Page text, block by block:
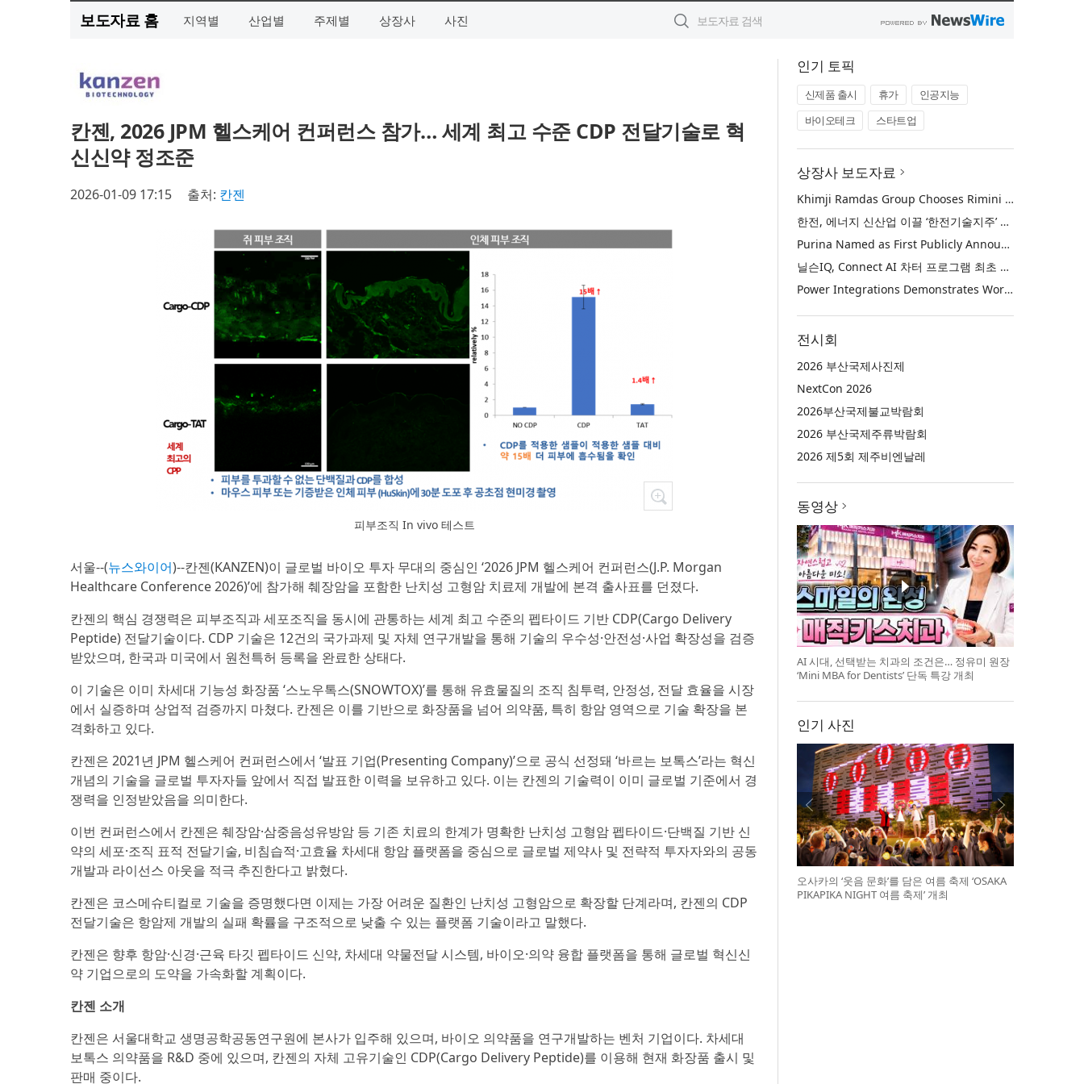
보도자료 홈 지역별 산업별 주제별 상장사 사진
칸젠, 2026 JPM 헬스케어 컨퍼런스 참가… 세계 최고 수준 CDP 전달기술로 혁
신신약 정조준
2026-01-09 17:15 출처: 칸젠
피부조직 In vivo 테스트
서울--(뉴스와이어)--칸젠(KANZEN)이 글로벌 바이오 투자 무대의 중심인 ‘2026 JPM 헬스케어 컨퍼런스(J.P. Morgan
Healthcare Conference 2026)’에 참가해 췌장암을 포함한 난치성 고형암 치료제 개발에 본격 출사표를 던졌다.
칸젠의 핵심 경쟁력은 피부조직과 세포조직을 동시에 관통하는 세계 최고 수준의 펩타이드 기반 CDP(Cargo Delivery
Peptide) 전달기술이다. CDP 기술은 12건의 국가과제 및 자체 연구개발을 통해 기술의 우수성·안전성·사업 확장성을 검증
받았으며, 한국과 미국에서 원천특허 등록을 완료한 상태다.
이 기술은 이미 차세대 기능성 화장품 ‘스노우톡스(SNOWTOX)’를 통해 유효물질의 조직 침투력, 안정성, 전달 효율을 시장
에서 실증하며 상업적 검증까지 마쳤다. 칸젠은 이를 기반으로 화장품을 넘어 의약품, 특히 항암 영역으로 기술 확장을 본
격화하고 있다.
칸젠은 2021년 JPM 헬스케어 컨퍼런스에서 ‘발표 기업(Presenting Company)’으로 공식 선정돼 ‘바르는 보톡스’라는 혁신
개념의 기술을 글로벌 투자자들 앞에서 직접 발표한 이력을 보유하고 있다. 이는 칸젠의 기술력이 이미 글로벌 기준에서 경
쟁력을 인정받았음을 의미한다.
이번 컨퍼런스에서 칸젠은 췌장암·삼중음성유방암 등 기존 치료의 한계가 명확한 난치성 고형암 펩타이드·단백질 기반 신
약의 세포·조직 표적 전달기술, 비침습적·고효율 차세대 항암 플랫폼을 중심으로 글로벌 제약사 및 전략적 투자자와의 공동
개발과 라이선스 아웃을 적극 추진한다고 밝혔다.
칸젠은 코스메슈티컬로 기술을 증명했다면 이제는 가장 어려운 질환인 난치성 고형암으로 확장할 단계라며, 칸젠의 CDP
전달기술은 항암제 개발의 실패 확률을 구조적으로 낮출 수 있는 플랫폼 기술이라고 말했다.
칸젠은 향후 항암·신경·근육 타깃 펩타이드 신약, 차세대 약물전달 시스템, 바이오·의약 융합 플랫폼을 통해 글로벌 혁신신
약 기업으로의 도약을 가속화할 계획이다.
칸젠 소개
칸젠은 서울대학교 생명공학공동연구원에 본사가 입주해 있으며, 바이오 의약품을 연구개발하는 벤처 기업이다. 차세대
보톡스 의약품을 R&D 중에 있으며, 칸젠의 자체 고유기술인 CDP(Cargo Delivery Peptide)를 이용해 현재 화장품 출시 및
판매 중이다.
인기 토픽
신제품 출시 휴가
인공지능
바이오테크
스타트업
상장사 보도자료
Khimji Ramdas Group Chooses Rimini Street to Reduce SAP Support Costs, Protect 700+ Customizations and Reinvest Savings in Innovation
한전, 에너지 신산업 이끌 ‘한전기술지주’ 공식 출범
Purina Named as First Publicly Announced NIQ ConnectAI Charter Client
닐슨IQ, Connect AI 차터 프로그램 최초 고객사 ‘퓨리나’ 선정
Power Integrations Demonstrates World’s First 2200 V GaN Technology for Next-Era High-Voltage Power Systems
전시회
2026 부산국제사진제
NextCon 2026
2026부산국제불교박람회
2026 부산국제주류박람회
2026 제5회 제주비엔날레
동영상
AI 시대, 선택받는 치과의 조건은… 정유미 원장
‘Mini MBA for Dentists’ 단독 특강 개최
인기 사진
오사카의 ‘웃음 문화’를 담은 여름 축제 ‘OSAKA
PIKAPIKA NIGHT 여름 축제’ 개최